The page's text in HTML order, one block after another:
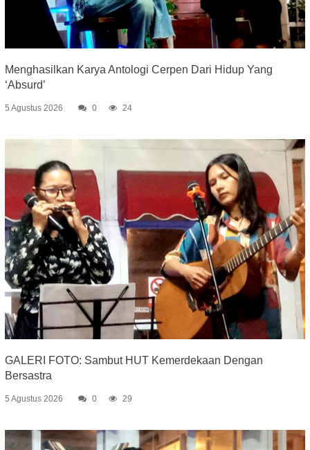
Menghasilkan Karya Antologi Cerpen Dari Hidup Yang
‘Absurd’
5 Agustus 2026 0 24
GALERI FOTO: Sambut HUT Kemerdekaan Dengan
Bersastra
5 Agustus 2026 0 29